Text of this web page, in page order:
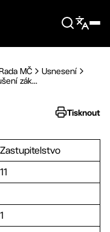
MČ
Usnesení
zák...
Tisknout
Zastupitelstvo
11
1